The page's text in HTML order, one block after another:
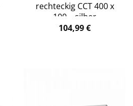
rechteckig CCT 400 x
100 – silber
104,99€